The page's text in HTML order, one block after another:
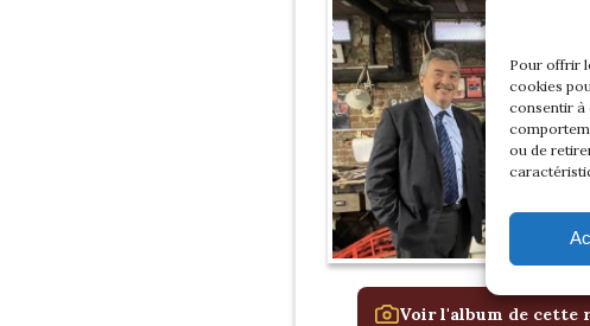
Pour offrir
cookies
consentir à
ou de
Voir l'album de cette